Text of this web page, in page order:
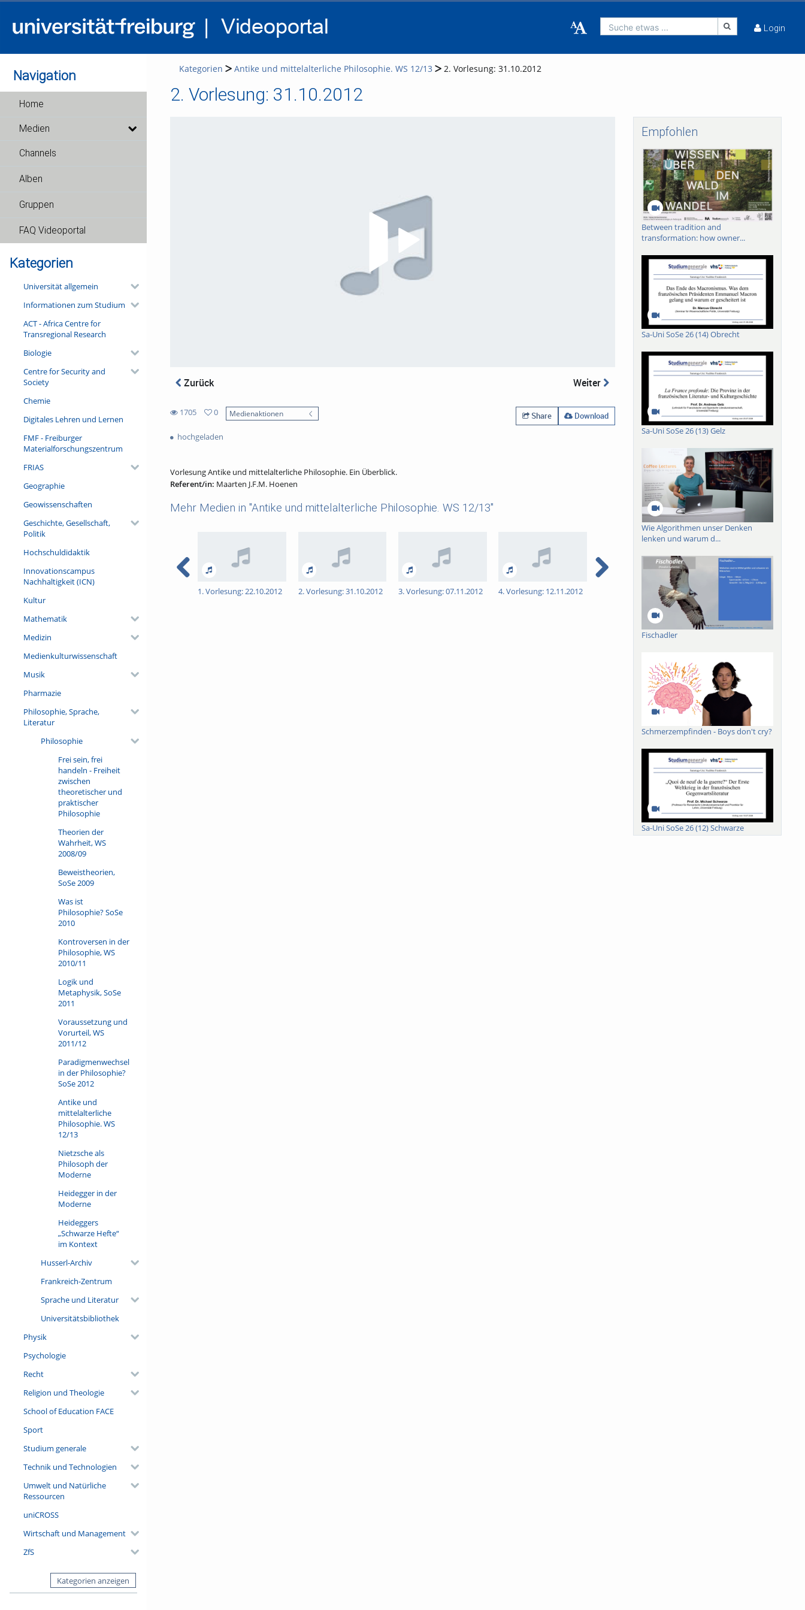
Suche etwas ... Login
Navigation
Home
Medien
Channels
Alben
Gruppen
FAQ Videoportal
Kategorien
Universität allgemein
Informationen zum Studium
ACT - Africa Centre for
Transregional Research
Biologie
Centre for Security and
Society
Chemie
Digitales Lehren und Lernen
FMF - Freiburger
Materialforschungszentrum
FRIAS
Geographie
Geowissenschaften
Geschichte, Gesellschaft,
Politik
Hochschuldidaktik
Innovationscampus
Nachhaltigkeit (ICN)
Kultur
Mathematik
Medizin
Medienkulturwissenschaft
Musik
Pharmazie
Philosophie, Sprache,
Literatur
Philosophie
Frei sein, frei
handeln - Freiheit
zwischen
theoretischer und
praktischer
Philosophie
Theorien der
Wahrheit, WS
2008/09
Beweistheorien,
SoSe 2009
Was ist
Philosophie? SoSe
2010
Kontroversen in der
Philosophie, WS
2010/11
Logik und
Metaphysik, SoSe
2011
Voraussetzung und
Vorurteil, WS
2011/12
Paradigmenwechsel
in der Philosophie?
SoSe 2012
Antike und
mittelalterliche
Philosophie. WS
12/13
Nietzsche als
Philosoph der
Moderne
Heidegger in der
Moderne
Heideggers
„Schwarze Hefte“
im Kontext
Husserl-Archiv
Frankreich-Zentrum
Sprache und Literatur
Universitätsbibliothek
Physik
Psychologie
Recht
Religion und Theologie
School of Education FACE
Sport
Studium generale
Technik und Technologien
Umwelt und Natürliche
Ressourcen
uniCROSS
Wirtschaft und Management
ZfS
Kategorien anzeigen
Kategorien Antike und mittelalterliche Philosophie. WS 12/13 2. Vorlesung: 31.10.2012
2. Vorlesung: 31.10.2012
Zurück Weiter
1705
views
0
favorites
Medienaktionen Share
Download
hochgeladen
Vorlesung Antike und mittelalterliche Philosophie. Ein Überblick.
Referent/in: Maarten J.F.M. Hoenen
Mehr Medien in "Antike und mittelalterliche Philosophie. WS 12/13"
1. Vorlesung: 22.10.2012 2. Vorlesung: 31.10.2012 3. Vorlesung: 07.11.2012 4. Vorlesung: 12.11.2012 5. Vorlesung: 19.11.2012
Empfohlen
Between tradition and
transformation: how owner...
Sa-Uni SoSe 26 (14) Obrecht
Sa-Uni SoSe 26 (13) Gelz
Wie Algorithmen unser Denken
lenken und warum d...
Fischadler
Schmerzempfinden - Boys don't cry?
Sa-Uni SoSe 26 (12) Schwarze